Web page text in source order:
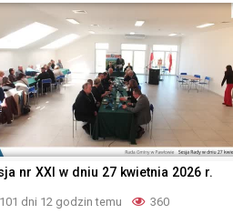
nr XXI w dniu 27 kwietnia 2026 r.
101 dni 12 godzin temu 360